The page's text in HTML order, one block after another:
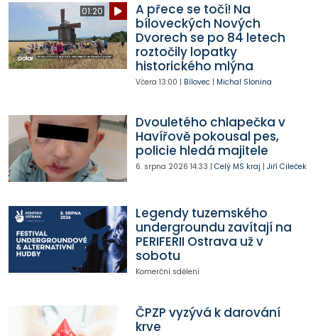
01:20
A přece se točí! Na
bíloveckých Nových
Dvorech se po 84 letech
roztočily lopatky
historického mlýna
Včera 13:00 | Bílovec| Michal Slonina
Dvouletého chlapečka v
Havířově pokousal pes,
policie hledá majitele
6. srpna 2026 14:33 | Celý MS kraj | Jiří Cileček
Legendy tuzemského
undergroundu zavítají na
PERIFERII Ostrava už v
sobotu
Komerční sdělení
ČPZP vyzývá k darování
krve